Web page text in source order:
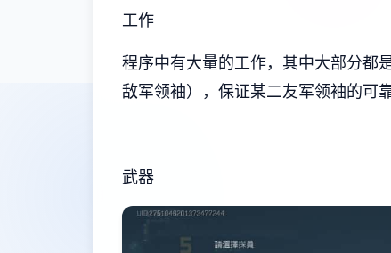
工作
程序中有大量的工作，其中大部分都
敌军领袖），保证某二友军领袖的可靠
武器